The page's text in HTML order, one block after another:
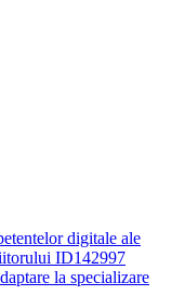
digitale ale
ID142997
la specializare